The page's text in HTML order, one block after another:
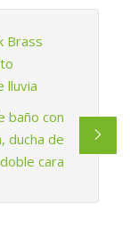
Brass
lluvia
baño con
ducha de
cara